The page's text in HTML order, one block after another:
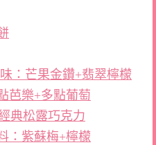
味：芒果金鑽+翡翠檸檬
芭樂+多點葡萄
典松露巧克力
：紫蘇梅+檸檬